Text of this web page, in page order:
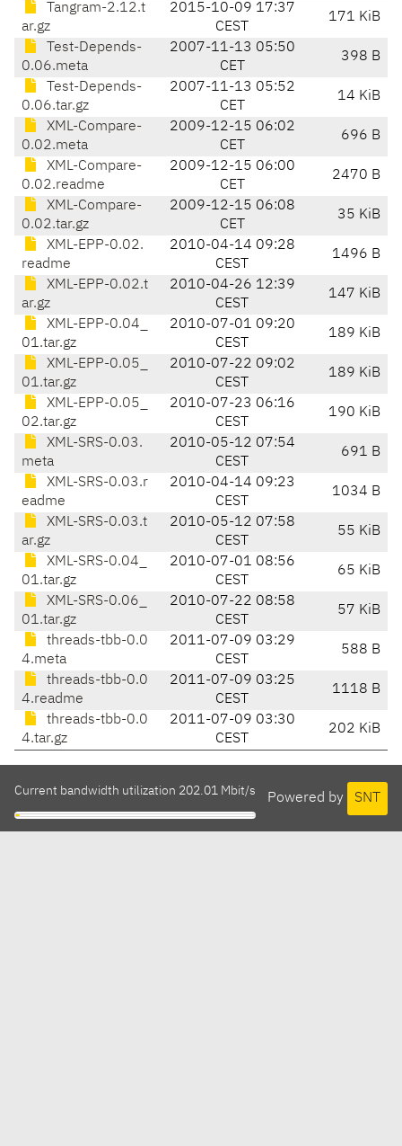
Tangram-2.12.t
ar.gz
2015-10-09 17:37
CEST
171 KiB
Test-Depends-
0.06.meta
2007-11-13 05:50
CET
398 B
Test-Depends-
0.06.tar.gz
2007-11-13 05:52
CET
14 KiB
XML-Compare-
0.02.meta
2009-12-15 06:02
CET
696 B
XML-Compare-
0.02.readme
2009-12-15 06:00
CET
2470 B
XML-Compare-
0.02.tar.gz
2009-12-15 06:08
CET
35 KiB
XML-EPP-0.02.
readme
2010-04-14 09:28
CEST
1496 B
XML-EPP-0.02.t
ar.gz
2010-04-26 12:39
CEST
147 KiB
XML-EPP-0.04_
01.tar.gz
2010-07-01 09:20
CEST
189 KiB
XML-EPP-0.05_
01.tar.gz
2010-07-22 09:02
CEST
189 KiB
XML-EPP-0.05_
02.tar.gz
2010-07-23 06:16
CEST
190 KiB
XML-SRS-0.03.
meta
2010-05-12 07:54
CEST
691 B
XML-SRS-0.03.r
eadme
2010-04-14 09:23
CEST
1034 B
XML-SRS-0.03.t
ar.gz
2010-05-12 07:58
CEST
55 KiB
XML-SRS-0.04_
01.tar.gz
2010-07-01 08:56
CEST
65 KiB
XML-SRS-0.06_
01.tar.gz
2010-07-22 08:58
CEST
57 KiB
threads-tbb-0.0
4.meta
2011-07-09 03:29
CEST
588 B
threads-tbb-0.0
4.readme
2011-07-09 03:25
CEST
1118 B
threads-tbb-0.0
4.tar.gz
2011-07-09 03:30
CEST
202 KiB
Powered by SNT
Current bandwidth utilization 202.01 Mbit/s